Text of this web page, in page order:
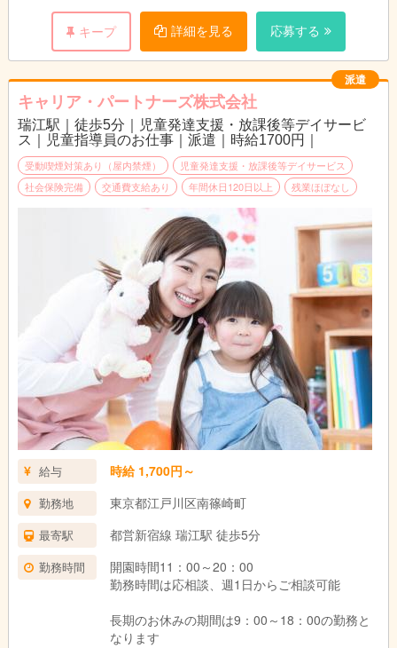
キープ 詳細を見る 応募する
派遣
キャリア・パートナーズ株式会社
瑞江駅｜徒歩5分｜児童発達支援・放課後等デイサービ
ス｜児童指導員のお仕事｜派遣｜時給1700円｜
受動喫煙対策あり（屋内禁煙）
児童発達支援・放課後等デイサービス
社会保険完備
交通費支給あり 年間休日120日以上 残業ほぼなし
給与 時給 1,700円～
勤務地 東京都江戸川区南篠崎町
最寄駅 都営新宿線 瑞江駅 徒歩5分
勤務時間
開園時間11：00～20：00
勤務時間は応相談、週1日からご相談可能
長期のお休みの期間は9：00～18：00の勤務と
なります